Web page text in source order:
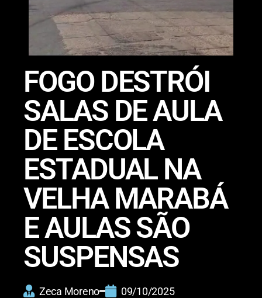
FOGO DESTRÓI
SALAS DE AULA
DE ESCOLA
ESTADUAL NA
VELHA MARABÁ
E AULAS SÃO
SUSPENSAS
Zeca Moreno 09/10/2025